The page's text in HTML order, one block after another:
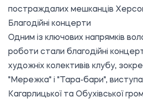
постраждалих мешканців
Благодійні концерти
Одним із ключових напрямків
роботи стали благодійні
художніх колективів клубу,
"Мережка" і "Тара-бари",
Кагарлицької та Обухівської